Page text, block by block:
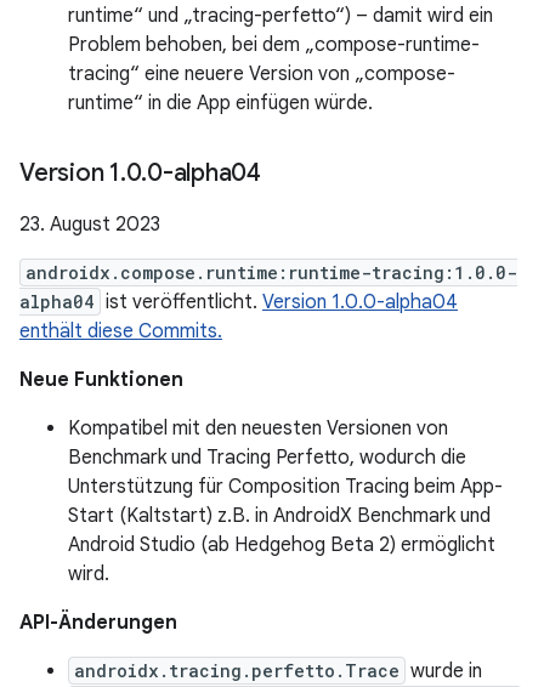
runtime“ und „tracing-perfetto“) – damit wird ein
Problem behoben, bei dem „compose-runtime-
tracing“ eine neuere Version von „compose-
runtime“ in die App einfügen würde.
Version 1.0.0-alpha04
23. August 2023
androidx.compose.runtime:runtime-tracing:1.0.0-
alpha04 ist veröffentlicht. Version 1.0.0-alpha04
enthält diese Commits.
Neue Funktionen
Kompatibel mit den neuesten Versionen von
Benchmark und Tracing Perfetto, wodurch die
Unterstützung für Composition Tracing beim App-
Start (Kaltstart) z.B. in AndroidX Benchmark und
Android Studio (ab Hedgehog Beta 2) ermöglicht
wird.
API-Änderungen
androidx.tracing.perfetto.Trace wurde in